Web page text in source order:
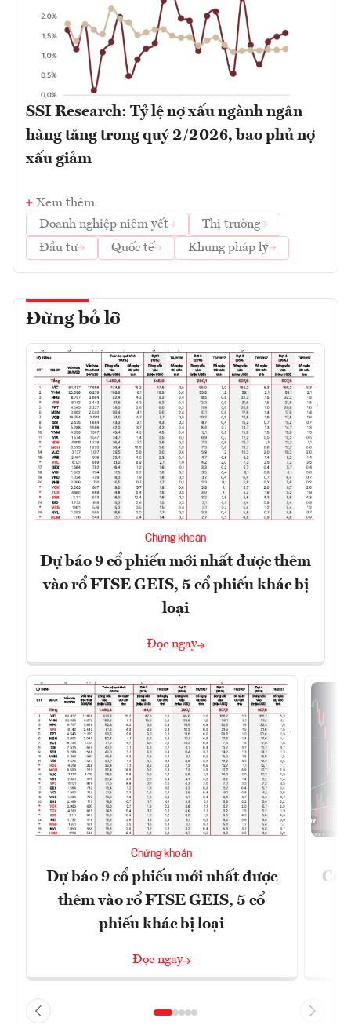
SSI Research: Tỷ lệ nợ xấu ngành ngân
hàng tăng trong quý 2/2026, bao phủ nợ
xấu giảm
Xem thêm
Doanh nghiệp niêm yết
Thị trường
Đầu tư
Quốc tế Khung pháp lý
Đừng bỏ lỡ
Chứng khoán
Dự báo 9 cổ phiếu mới nhất được thêm
vào rổ FTSE GEIS, 5 cổ phiếu khác bị
loại
Đọc ngay
Chứng khoán
Dự báo 9 cổ phiếu mới nhất được
thêm vào rổ FTSE GEIS, 5 cổ
phiếu khác bị loại
Đọc ngay
Có